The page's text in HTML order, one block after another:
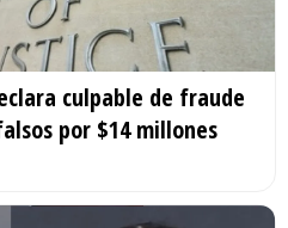
culpable de fraude
por $14 millones